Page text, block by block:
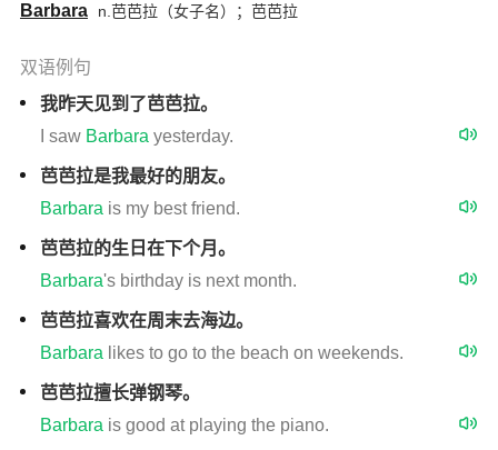
Barbara n.芭芭拉（女子名）；芭芭拉
双语例句
我昨天见到了芭芭拉。
I saw Barbara yesterday.
芭芭拉是我最好的朋友。
Barbara is my best friend.
芭芭拉的生日在下个月。
Barbara's birthday is next month.
芭芭拉喜欢在周末去海边。
Barbara likes to go to the beach on weekends.
芭芭拉擅长弹钢琴。
Barbara is good at playing the piano.